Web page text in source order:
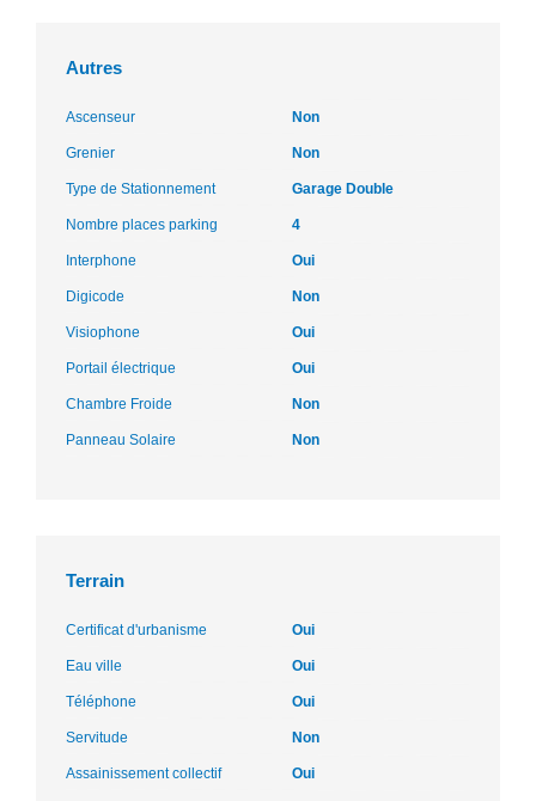
Autres
Ascenseur Non
Grenier Non
Type de Stationnement Garage Double
Nombre places parking 4
Interphone Oui
Digicode Non
Visiophone Oui
Portail électrique Oui
Chambre Froide Non
Panneau Solaire Non
Terrain
Certificat d'urbanisme Oui
Eau ville Oui
Téléphone Oui
Servitude Non
Assainissement collectif Oui